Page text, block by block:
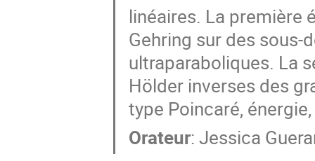
linéaires. La première
Gehring sur des
ultraparaboliques. La
Hölder inverses des
type Poincaré,
Orateur:Jessica